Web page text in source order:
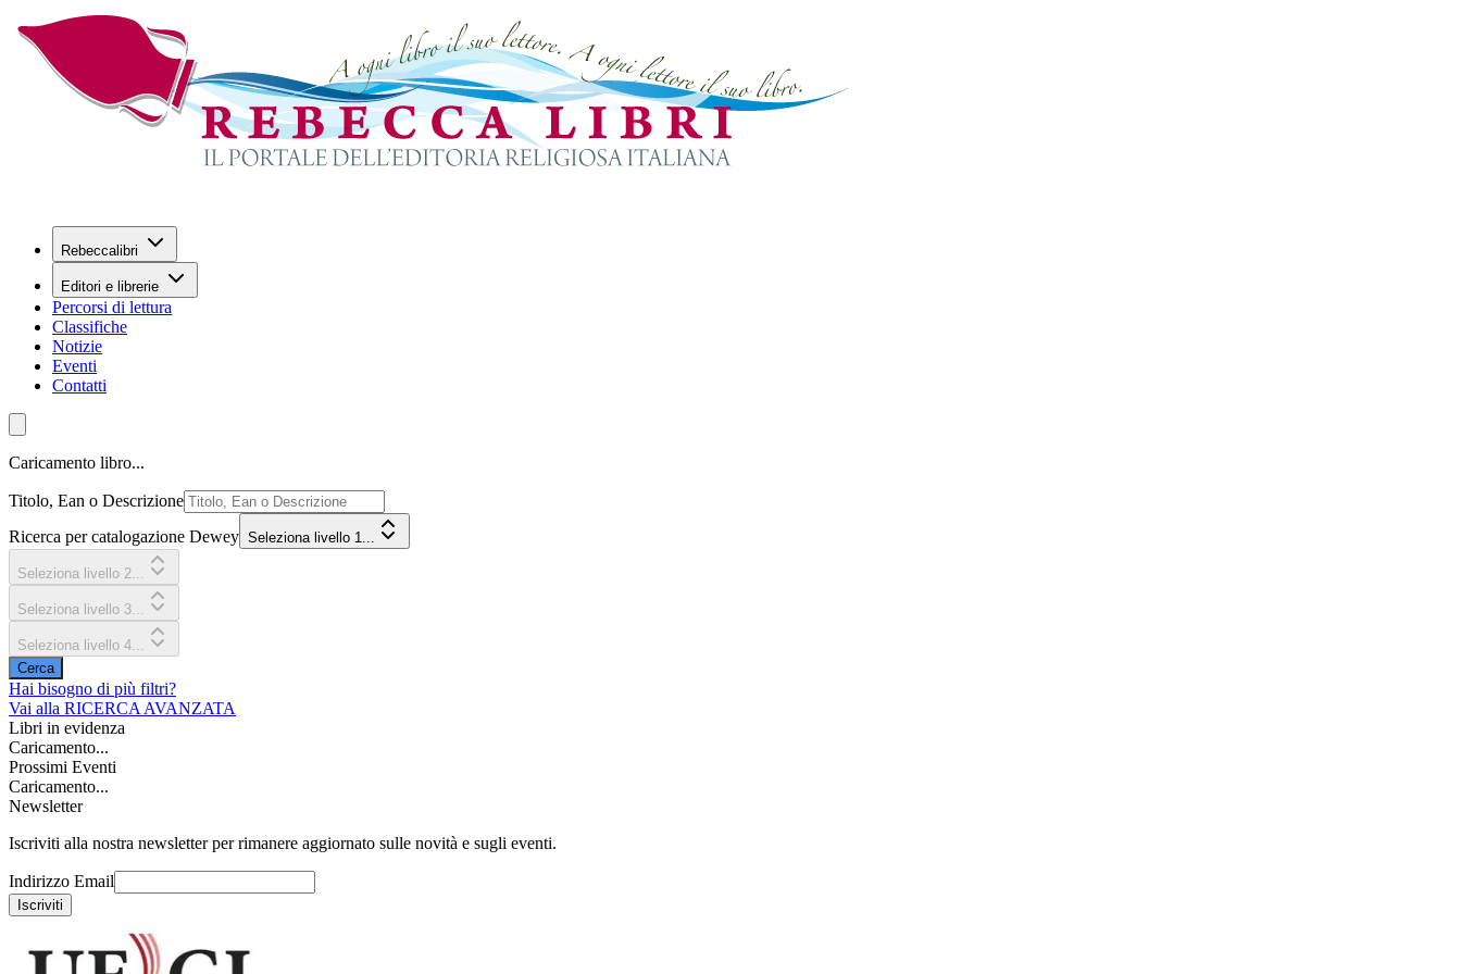
Rebeccalibri
Editori e librerie
Percorsi di lettura
Classifiche
Notizie
Eventi
Contatti
Caricamento libro...
Titolo, Ean o Descrizione
Ricerca per catalogazione Dewey Seleziona livello 1...
Seleziona livello 2...
Seleziona livello 3...
Seleziona livello 4...
Cerca
Hai bisogno di più filtri?
Vai alla RICERCA AVANZATA
Libri in evidenza
Caricamento...
Prossimi Eventi
Caricamento...
Newsletter
Iscriviti alla nostra newsletter per rimanere aggiornato sulle novità e sugli eventi.
Indirizzo Email
Iscriviti